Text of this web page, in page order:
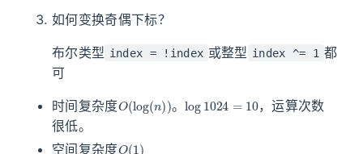
如何变换奇偶下标？
布尔类型 index = !index 或整型 index ^= 1 都
可
时间复杂度 。
，运算次数
很低。
空间复杂度